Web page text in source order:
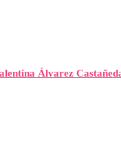
Álvarez